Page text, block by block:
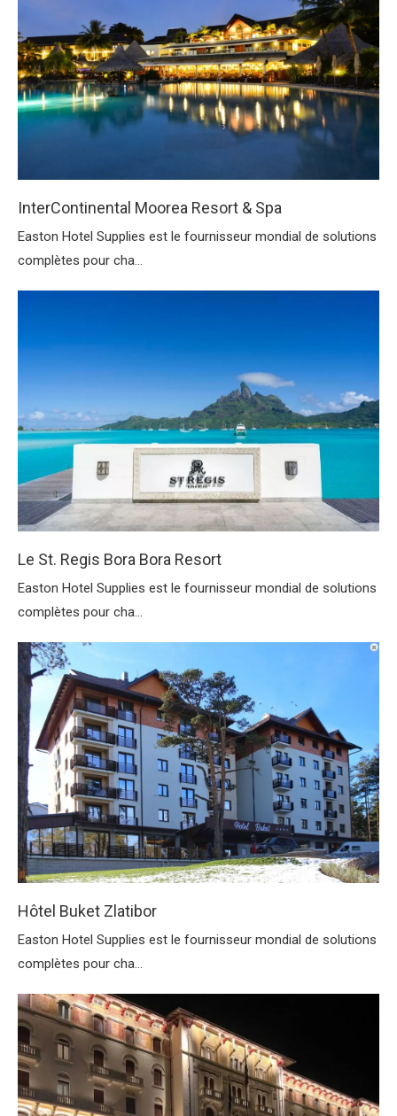
InterContinental Moorea Resort & Spa
Easton Hotel Supplies est le fournisseur mondial de solutions
complètes pour cha...
Le St. Regis Bora Bora Resort
Easton Hotel Supplies est le fournisseur mondial de solutions
complètes pour cha...
Hôtel Buket Zlatibor
Easton Hotel Supplies est le fournisseur mondial de solutions
complètes pour cha...